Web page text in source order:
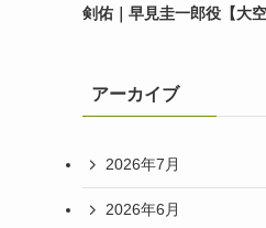
剣佑｜早見圭一郎役【大
アーカイブ
2026年7月
2026年6月